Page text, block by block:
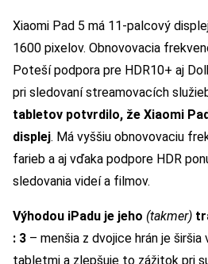
Xiaomi Pad 5 má 11-palcový
1600 pixelov. Obnovovacia
Poteší podpora pre HDR10+ aj
pri sledovaní streamovacích
tabletov potvrdilo, že Xiaomi
displej. Má vyššiu obnovovaciu
farieb a aj vďaka podpore HDR
sledovania videí a filmov.
Výhodou iPadu je jeho (takmer)
: 3 – menšia z dvojice hrán je širšia
tabletmi a zlepšuje to zážitok pri